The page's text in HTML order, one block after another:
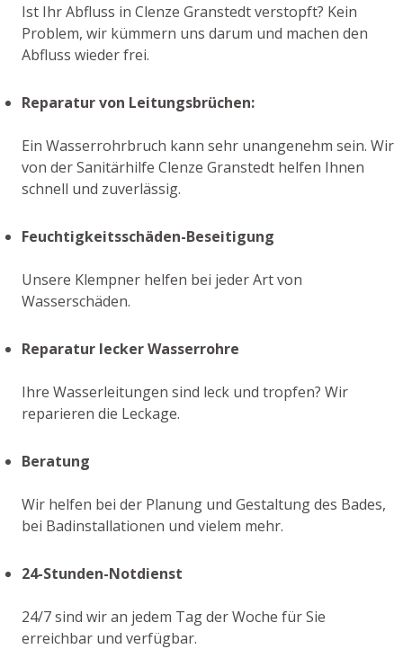
Ist Ihr Abfluss in Clenze Granstedt verstopft? Kein
Problem, wir kümmern uns darum und machen den
Abfluss wieder frei.
Reparatur von Leitungsbrüchen:
Ein Wasserrohrbruch kann sehr unangenehm sein. Wir
von der Sanitärhilfe Clenze Granstedt helfen Ihnen
schnell und zuverlässig.
Feuchtigkeitsschäden-Beseitigung
Unsere Klempner helfen bei jeder Art von
Wasserschäden.
Reparatur lecker Wasserrohre
Ihre Wasserleitungen sind leck und tropfen? Wir
reparieren die Leckage.
Beratung
Wir helfen bei der Planung und Gestaltung des Bades,
bei Badinstallationen und vielem mehr.
24-Stunden-Notdienst
24/7 sind wir an jedem Tag der Woche für Sie
erreichbar und verfügbar.